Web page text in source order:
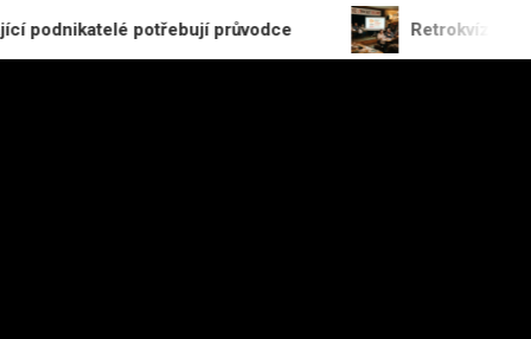
potřebují průvodce Retrokvíz odhaluje